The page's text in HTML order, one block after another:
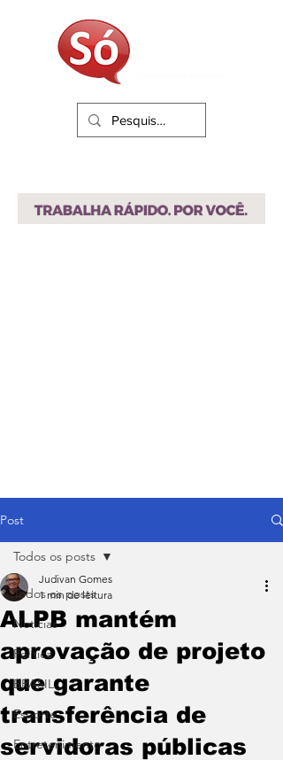
Post
Todos os posts
Notícias
Política
BRASIL
Esporte
Entretenimento
Todos os posts
ALPB mantém
aprovação de projeto
que garante
transferência de
servidoras públicas
Judivan Gomes
1 min de leitura